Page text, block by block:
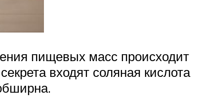
пищевых масс происходит
входят соляная кислота